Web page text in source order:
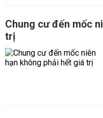
Chung cư đến mốc
trị